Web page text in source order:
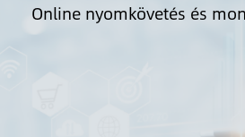
Online nyomkövetés és